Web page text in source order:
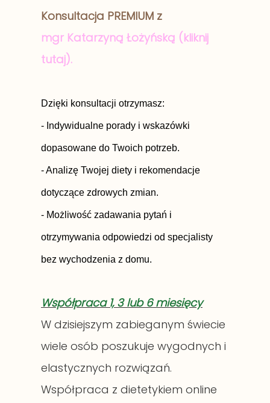
Konsultacja PREMIUM z
mgr Katarzyną Łożyńską (kliknij
tutaj).
Dzięki konsultacji otrzymasz:
- Indywidualne porady i wskazówki
dopasowane do Twoich potrzeb.
- Analizę Twojej diety i rekomendacje
dotyczące zdrowych zmian.
- Możliwość zadawania pytań i
otrzymywania odpowiedzi od specjalisty
bez wychodzenia z domu.
Współpraca 1, 3 lub 6 miesięcy
W dzisiejszym zabieganym świecie
wiele osób poszukuje wygodnych i
elastycznych rozwiązań.
Współpraca z dietetykiem online